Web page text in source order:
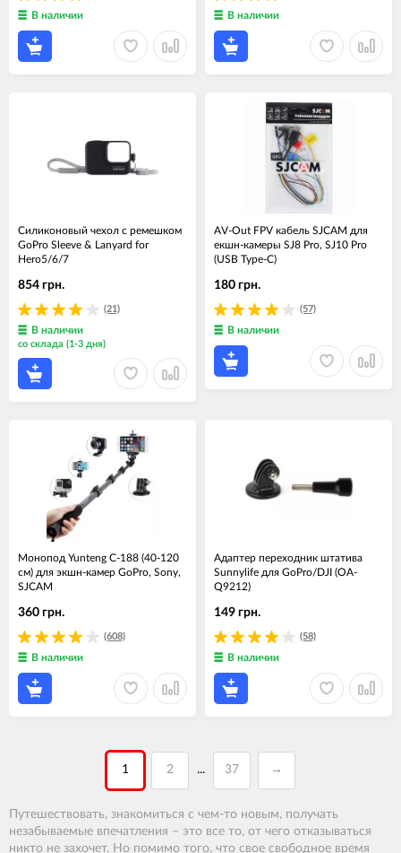
В наличии В наличии
Силиконовый чехол с ремешком
GoPro Sleeve & Lanyard for
Hero5/6/7
(21)
854 грн.
В наличии
со склада (1-3 дня)
AV-Out FPV кабель SJCAM для
екшн-камеры SJ8 Pro, SJ10 Pro
(USB Type-C)
(57)
180 грн.
В наличии
Монопод Yunteng С-188 (40-120
см) для экшн-камер GoPro, Sony,
SJCAM
(608)
360 грн.
В наличии
Адаптер переходник штатива
Sunnylife для GoPro/DJI (OA-
Q9212)
(58)
149 грн.
В наличии
1 2 ... 37 →
Путешествовать, знакомиться с чем-то новым, получать
незабываемые впечатления – это все то, от чего отказываться
никто не захочет. Но помимо того, что свое свободное время